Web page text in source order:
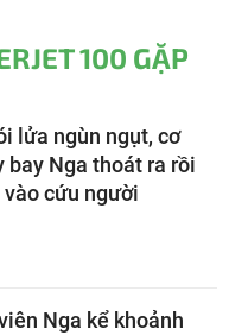
100 GẶP
lửa ngùn ngụt, cơ
bay Nga thoát ra rồi
cứu người
Nga kể khoảnh